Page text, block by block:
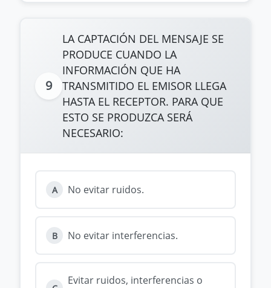
9
LA CAPTACIÓN DEL MENSAJE SE
PRODUCE CUANDO LA
INFORMACIÓN QUE HA
TRANSMITIDO EL EMISOR LLEGA
HASTA EL RECEPTOR. PARA QUE
ESTO SE PRODUZCA SERÁ
NECESARIO:
A No evitar ruidos.
B No evitar interferencias.
Evitar ruidos, interferencias o